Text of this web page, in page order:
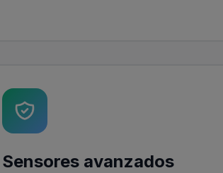
Sensores avanzados